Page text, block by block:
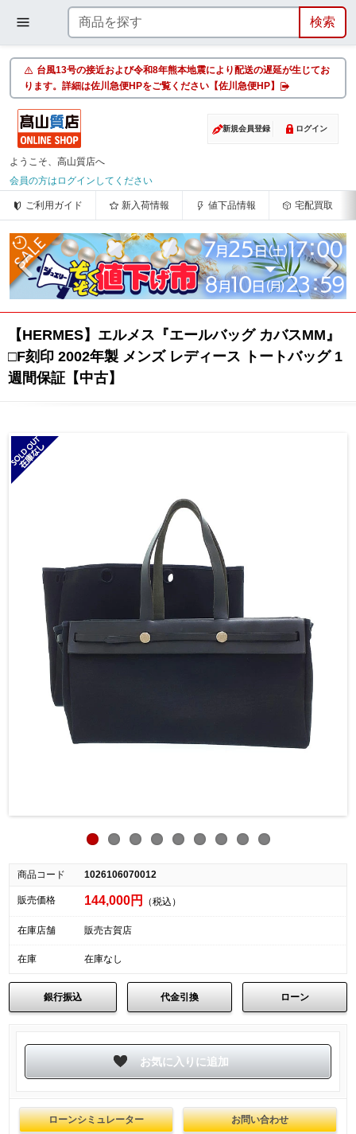
台風13号の接近および令和8年熊本地震により配送の遅延が生じてお
ります。詳細は佐川急便HPをご覧ください【佐川急便HP】
新規会員登録 ログイン
ようこそ、高山質店へ
会員の方はログインしてください
ご利用ガイド 新入荷情報 値下品情報 宅配買取
【HERMES】エルメス『エールバッグ カバスMM』
□F刻印 2002年製 メンズ レディース トートバッグ 1
週間保証【中古】
商品コード 1026106070012
販売価格 144,000円 （税込）
在庫店舗 販売古賀店
在庫 在庫なし
銀行振込 代金引換 ローン
ローンシミュレーター お問い合わせ